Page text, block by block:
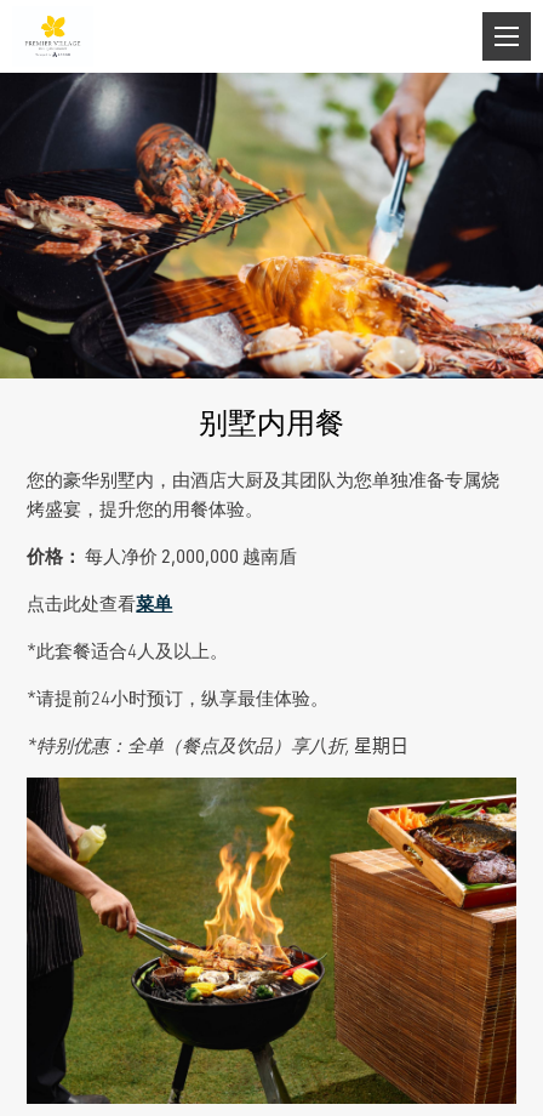
别墅内用餐
您的豪华别墅内，由酒店大厨及其团队为您单独准备专属烧
烤盛宴，提升您的用餐体验。
价格： 每人净价 2,000,000 越南盾
点击此处查看菜单
*此套餐适合4人及以上。
*请提前24小时预订，纵享最佳体验。
*特别优惠：全单（餐点及饮品）享八折, 星期日